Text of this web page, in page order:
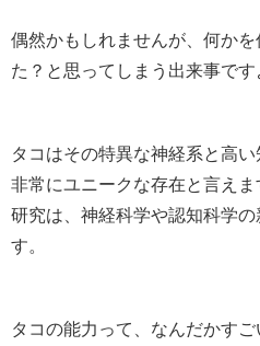
偶然かもしれませんが、何か
た？と思ってしまう出来事です
タコはその特異な神経系と高
非常にユニークな存在と言え
研究は、神経科学や認知科学
す。
タコの能力って、なんだかす